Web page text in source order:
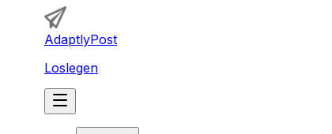
AdaptlyPost
Loslegen